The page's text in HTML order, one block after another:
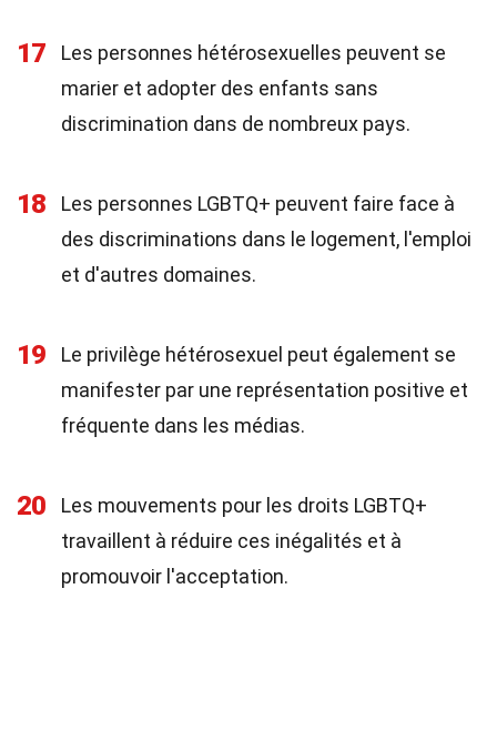
17
Les personnes hétérosexuelles peuvent se
marier et adopter des enfants sans
discrimination dans de nombreux pays.
18
Les personnes LGBTQ+ peuvent faire face à
des discriminations dans le logement, l'emploi
et d'autres domaines.
19
Le privilège hétérosexuel peut également se
manifester par une représentation positive et
fréquente dans les médias.
20
Les mouvements pour les droits LGBTQ+
travaillent à réduire ces inégalités et à
promouvoir l'acceptation.